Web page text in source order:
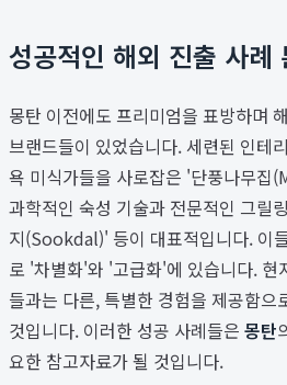
성공적인 해외 진출 사례
몽탄 이전에도 프리미엄을 표방하며
브랜드들이 있었습니다. 세련된 인테
욕 미식가들을 사로잡은 '단풍나무
과학적인 숙성 기술과 전문적인 그릴
지(Sookdal)' 등이 대표적입니다. 이
로 '차별화'와 '고급화'에 있습니다.
들과는 다른, 특별한 경험을 제공함으
것입니다. 이러한 성공 사례들은 몽탄
요한 참고자료가 될 것입니다.